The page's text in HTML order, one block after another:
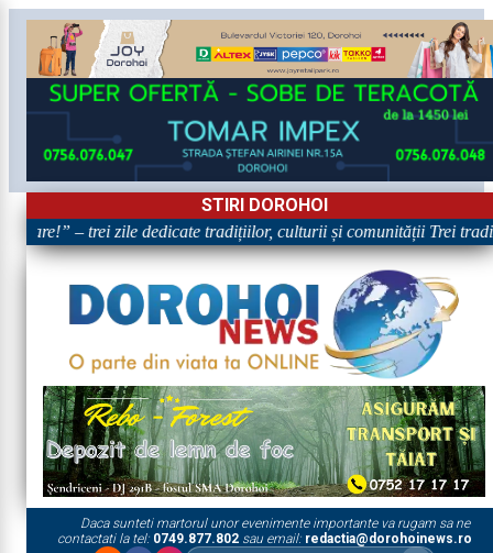
STIRI DOROHOI
– trei zile dedicate tradițiilor, culturii și comunității Trei
Daca sunteti martorul unor evenimente importante va rugam sa ne
contactati la tel: 0749.877.802sau email: redactia@dorohoinews.ro